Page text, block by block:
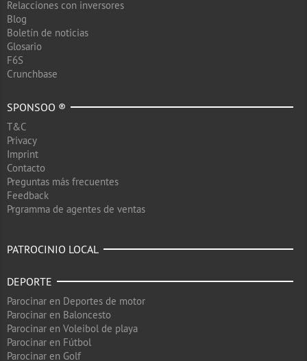
Relacciones con inversores
Blog
Boletín de noticias
Glosario
F6S
Crunchbase
SPONSOO ®
T&C
Privacy
Imprint
Contacto
Preguntas más frecuentes
Feedback
Prgramma de agentes de ventas
PATROCINIO LOCAL
DEPORTE
Parocinar en Deportes de motor
Parocinar en Baloncesto
Parocinar en Voleibol de playa
Parocinar en Fútbol
Parocinar en Golf